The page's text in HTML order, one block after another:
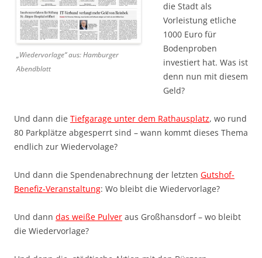
„Wiedervorlage“ aus: Hamburger
Abendblatt
die Stadt als
Vorleistung etliche
1000 Euro für
Bodenproben
investiert hat. Was ist
denn nun mit diesem
Geld?
Und dann die Tiefgarage unter dem Rathausplatz, wo rund
80 Parkplätze abgesperrt sind – wann kommt dieses Thema
endlich zur Wiedervolage?
Und dann die Spendenabrechnung der letzten Gutshof-
Benefiz-Veranstaltung: Wo bleibt die Wiedervorlage?
Und dann das weiße Pulver aus Großhansdorf – wo bleibt
die Wiedervorlage?